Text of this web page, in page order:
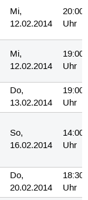
Mi,
12.02.2014
20:00
Uhr
Mi,
12.02.2014
19:00
Uhr
Do,
13.02.2014
19:00
Uhr
So,
16.02.2014
14:00
Uhr
Do,
20.02.2014
18:30
Uhr